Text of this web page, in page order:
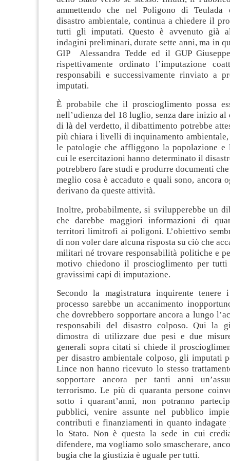
ammettendo che nel Poligono di Teulada
disastro ambientale, continua a chiedere il
tutti gli imputati. Questo è avvenuto già
indagini preliminari, durate sette anni, ma in
GIP Alessandra Tedde ed il GUP
rispettivamente ordinato l’imputazione
responsabili e successivamente rinviato a
imputati.
È probabile che il proscioglimento possa
nell’udienza del 18 luglio, senza dare inizio
di là del verdetto, il dibattimento potrebbe
più chiara i livelli di inquinamento
le patologie che affliggono la popolazione e
cui le esercitazioni hanno determinato il
potrebbero fare studi e produrre documenti
meglio cosa è accaduto e quali sono, ancora
derivano da queste attività.
Inoltre, probabilmente, si svilupperebbe un
che darebbe maggiori informazioni di
territori limitrofi ai poligoni. L’obiettivo
di non voler dare alcuna risposta su ciò che
militari né trovare responsabilità politiche e
motivo chiedono il proscioglimento per
gravissimi capi di imputazione.
Secondo la magistratura inquirente tenere
processo sarebbe un accanimento
che dovrebbero sopportare ancora a lungo
responsabili del disastro colposo. Qui la
dimostra di utilizzare due pesi e due
generali sopra citati si chiede il
per disastro ambientale colposo, gli imputati
Lince non hanno ricevuto lo stesso
sopportare ancora per tanti anni
terrorismo. Le più di quaranta persone
sotto i quarant’anni, non potranno
pubblici, venire assunte nel pubblico
contributi e finanziamenti in quanto indagate
lo Stato. Non è questa la sede in cui
difendere, ma vogliamo solo smascherare,
bugia che la giustizia è uguale per tutti.